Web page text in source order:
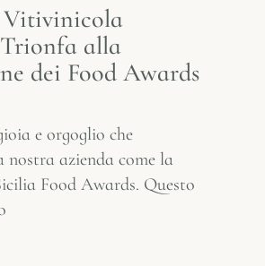
Vitivinicola
alla
dei Food Awards
e orgoglio che
nostra azienda come la
Food Awards. Questo